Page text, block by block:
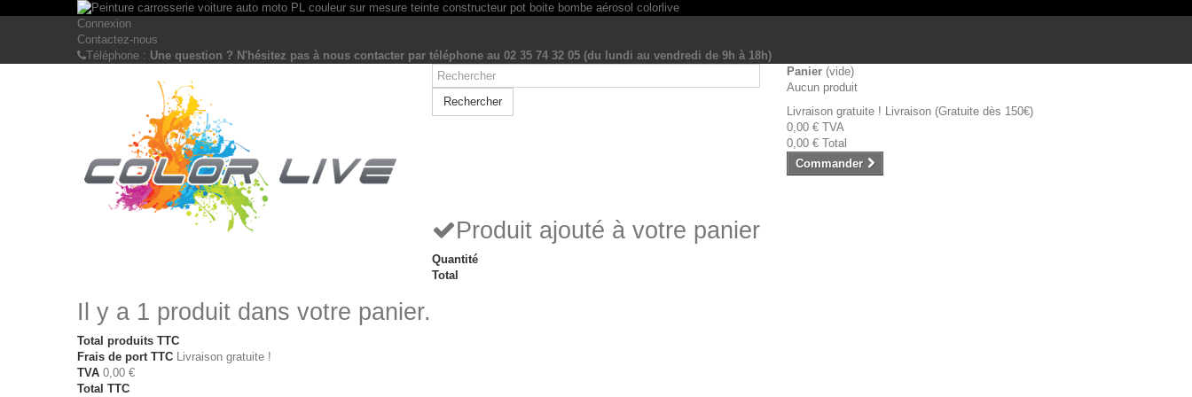
Connexion
Contactez-nous
Téléphone : Une question ? N'hésitez pas à nous contacter par téléphone au 02 35 74 32 05 (du lundi au vendredi de 9h à 18h)
Rechercher
Panier (vide)
Aucun produit
Livraison gratuite ! Livraison (Gratuite dès 150€)
0,00 € TVA
0,00 € Total
Commander
Produit ajouté à votre panier
Quantité
Total
Il y a 1 produit dans votre panier.
Total produits TTC
Frais de port TTC Livraison gratuite !
TVA 0,00 €
Total TTC